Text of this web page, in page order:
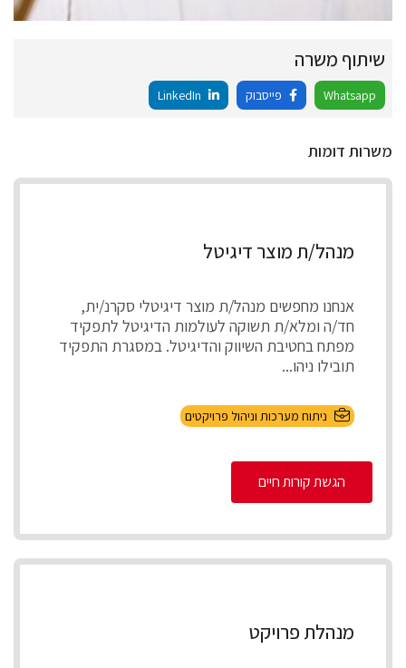
שיתוף משרה
Whatsapp פייסבוק
משרות דומות
מנהל/ת מוצר דיגיטל
אנחנו מחפשים מנהל/ת מוצר דיגיטלי סקרנ/ית,
חד/ה ומלא/ת תשוקה לעולמות הדיגיטל לתפקיד
מפתח בחטיבת השיווק והדיגיטל. במסגרת התפקיד
תובילו ניהו...
ניתוח מערכות וניהול פרויקטים
הגשת קורות חיים
מנהלת פרויקט